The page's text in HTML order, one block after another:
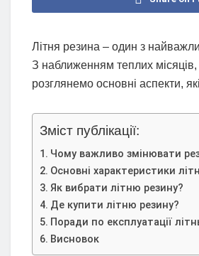
Літня резина – один з
З наближенням теплих
розглянемо основні аспекти,
Зміст публікації:
Чому важливо змінювати
Основні характеристики
Як вибрати літню резину?
Де купити літню резину?
Поради по експлуатації
Висновок